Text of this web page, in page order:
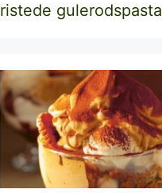
ristede gulerodspasta